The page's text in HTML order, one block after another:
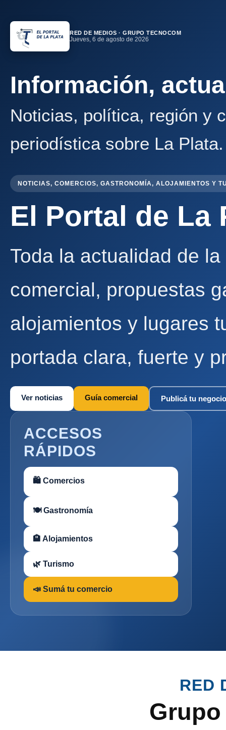
RED DE MEDIOS · GRUPO TECNOCOM
Jueves, 6 de agosto de 2026
Información,
Noticias, política, región y
periodística sobre La Plata.
NOTICIAS, COMERCIOS, GASTRONOMÍA, ALOJAMIENTOS Y
El Portal de La
Toda la actualidad de
comercial, propuestas
alojamientos y lugares
portada clara, fuerte y
Ver noticias Guía comercial Publicá tu negocio
ACCESOS
RÁPIDOS
🛍 Comercios
🍽 Gastronomía
🏨 Alojamientos
🌿 Turismo
📣 Sumá tu comercio
RED